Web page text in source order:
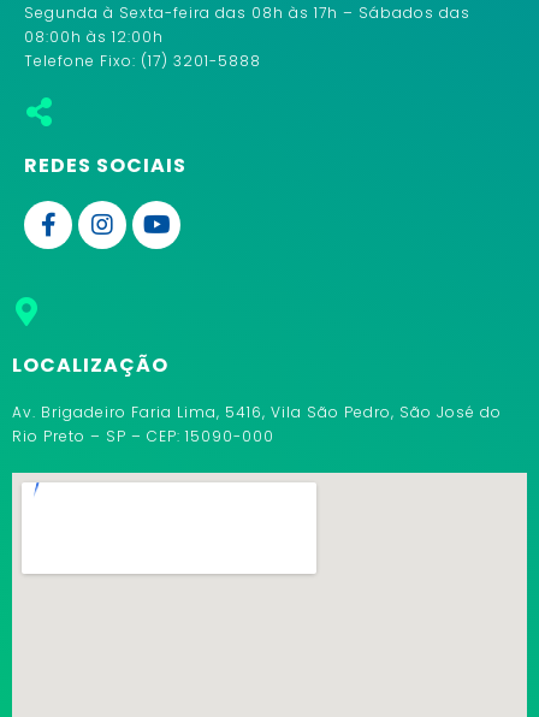
Segunda à Sexta-feira das 08h às 17h – Sábados das
08:00h às 12:00h
Telefone Fixo: (17) 3201-5888
REDES SOCIAIS
LOCALIZAÇÃO
Av. Brigadeiro Faria Lima, 5416, Vila São Pedro, São José do
Rio Preto – SP – CEP: 15090-000